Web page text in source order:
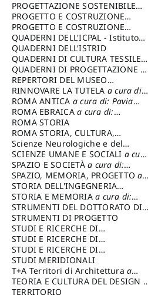
DELL'ARCHITETTURAa cura di:
Ippoliti Alessandro
PROGETTAZIONE SOSTENIBILE
PARTECIPATA
PROGETTO E COSTRUZIONE
DELL’ARCHITETTURA
PROGETTO E COSTRUZIONE
SOSTENIBILE
QUADERNI DELL'ICPAL - Istituto
centrale per il restauro e la
conservazione del patrimonio
archivistico e librario
QUADERNI DELL'ISTRID
QUADERNI DI CULTURA TESSILEa
cura di: Crispolti Livia
QUADERNI DI PROGETTAZIONE a
cura di: Giura Longo Tommaso
REPERTORI DEL MUSEO
CENTRALE DEL RISORGIMENTOa
cura di: Pizzo Marco
RINNOVARE LA TUTELA a cura di:
Cicalò Enrico
ROMA ANTICA a cura di: Pavia
Carlo
ROMA EBRAICAa cura di:
Procaccia Claudio
ROMA STORIA
ROMA STORIA, CULTURA,
IMMAGINEa cura di: Fagiolo
Marcello
Scienze Neurologiche e del
Comportamento
SCIENZE UMANE E SOCIALI a cura
di: Iannizzi Salvatore
SPAZIO E SOCIETÀa cura di:
Cassetti Roberto
SPAZIO, MEMORIA, PROGETTOa
cura di: Rossi Massimo
STORIA DELL'INGEGNERIA
STRUTTURALE IN ITALIAa cura di:
Poretti Sergio
STORIA E MEMORIAa cura di:
Rossi Lauro
STRUMENTI DEL DOTTORATO DI
RICERCA IN RILIEVO E
RAPPRESENTAZIONE
DELL’ARCHITETTURA E
DELL’AMBIENTEa cura di: Migliari
Riccardo
STRUMENTI DI PROGETTO
STUDI E RICERCHE DI
ARCHEOLOGIA IN SICILIA
di: Pelagatti Paola
STUDI E RICERCHE DI
ARCHITETTURA del Dipartimento
di Architettura Università degli
Studi G. d' Annunzio
STUDI E RICERCHE DI
ARCHITETTURA del Dipartimento
di Architettura Università degli
Studi G. d' Annunzio, Chieti-
Pescaraa cura di: Fusero Paolo
STUDI MERIDIONALI
T+A Territori di Architetturaa
cura di: Ramazzotti Luigi
TEORIA E CULTURA DEL DESIGN a
cura di: Furlanis Giuseppe
TERRITORIO